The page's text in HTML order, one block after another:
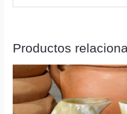
Productos